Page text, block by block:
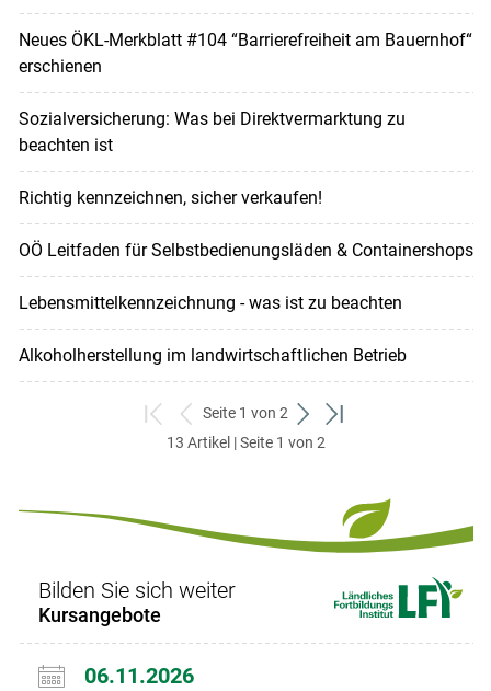
Neues ÖKL-Merkblatt #104 “Barrierefreiheit am Bauernhof“
erschienen
Sozialversicherung: Was bei Direktvermarktung zu
beachten ist
Richtig kennzeichnen, sicher verkaufen!
OÖ Leitfaden für Selbstbedienungsläden & Containershops
Lebensmittelkennzeichnung - was ist zu beachten
Alkoholherstellung im landwirtschaftlichen Betrieb
zum
ersten
zurück
zum
Seite 1 von 2
weiter
zum
zum
13 Artikel | Seite 1 von 2
Bilden Sie sich weiter
Kursangebote
06.11.2026